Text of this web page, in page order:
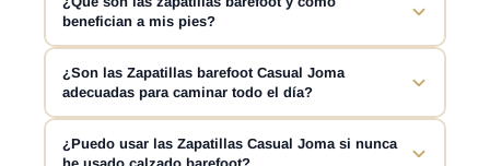
benefician a mis pies?
Las zapatillas barefoot están diseñadas para permitir un
movimiento natural del pie, sin restricciones. Fomentan
una pisada más eficiente y saludable, ayudando a
fortalecer los músculos del pie y mejorando la postura.
¿Son las Zapatillas barefoot Casual Joma
adecuadas para caminar todo el día?
Sí, las Zapatillas barefoot Casual Joma son perfectas
¿Puedo usar las Zapatillas Casual Joma si nunca